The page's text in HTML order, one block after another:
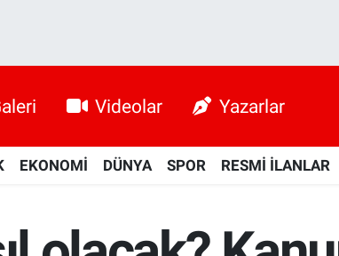
Videolar Yazarlar
EKONOMİ DÜNYA SPOR RESMİ İLANLAR